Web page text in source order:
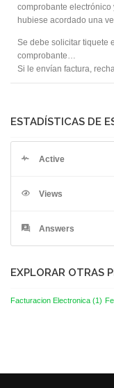
comprobante
hubiese acordado una
Se debe solicitar tiquete
comprobante…
Si le envían factura,
ESTADÍSTICAS DE
Active
Views
Answers
EXPLORAR OTRAS
Facturacion Electronica (1)